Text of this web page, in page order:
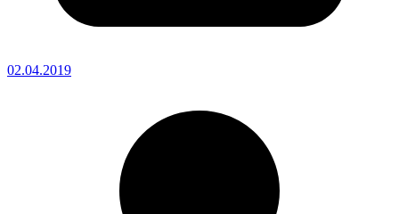
02.04.2019